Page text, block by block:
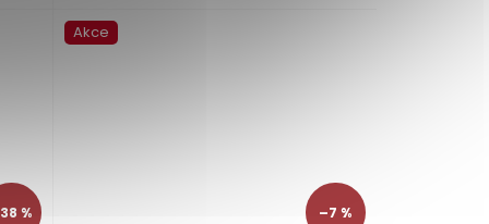
5
%
Akce
–7 %